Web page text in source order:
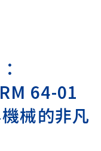
64-01
械的非凡